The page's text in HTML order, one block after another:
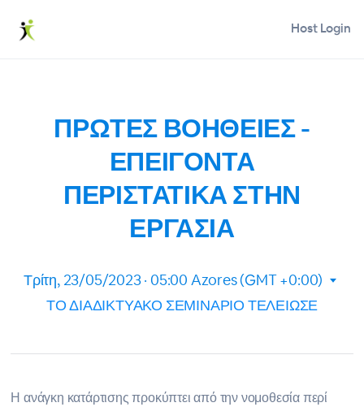
Host Login
ΠΡΩΤΕΣ ΒΟΗΘΕΙΕΣ -
ΕΠΕΙΓΟΝΤΑ
ΠΕΡΙΣΤΑΤΙΚΑ ΣΤΗΝ
ΕΡΓΑΣΙΑ
Τρίτη, 23/05/2023 · 05:00 Azores (GMT +0:00)
ΤΟ ΔΙΑΔΙΚΤΥΑΚΟ ΣΕΜΙΝΑΡΙΟ ΤΕΛΕΙΩΣΕ
Η ανάγκη κατάρτισης προκύπτει από την νομοθεσία περί